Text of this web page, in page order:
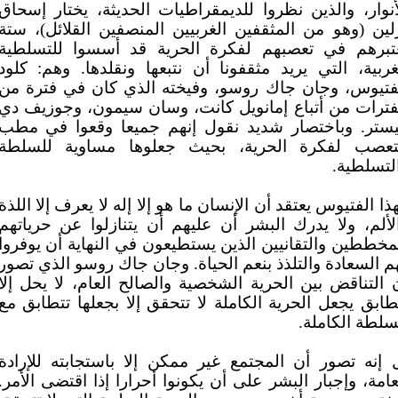
والذين نظروا للديمقراطيات الحديثة، يختار
(وهو من المثقفين الغربيين المنصفين القلائل)،
في تعصبهم لفكرة الحرية قد أسسوا
التي يريد مثقفونا أن نتبعها ونقلدها. وهم:
وجان جاك روسو، وفيخته الذي كان في فترة
من أتباع إمانويل كانت، وسان سيمون، وجوزيف
وباختصار شديد نقول إنهم جميعا وقعوا في
لفكرة الحرية، بحيث جعلوها مساوية
الفتيوس يعتقد أن الإنسان ما هو إلا إله لا يعرف إلا
ولا يدرك البشر أن عليهم أن يتنازلوا عن
والتقانيين الذين يستطيعون في النهاية أن
السعادة والتلذذ بنعم الحياة. وجان جاك روسو الذي
التناقض بين الحرية الشخصية والصالح العام، لا يحل
يجعل الحرية الكاملة لا تتحقق إلا بجعلها تتطابق
الكاملة.
إنه تصور أن المجتمع غير ممكن إلا باستجابته
وإجبار البشر على أن يكونوا أحرارا إذا اقتضى